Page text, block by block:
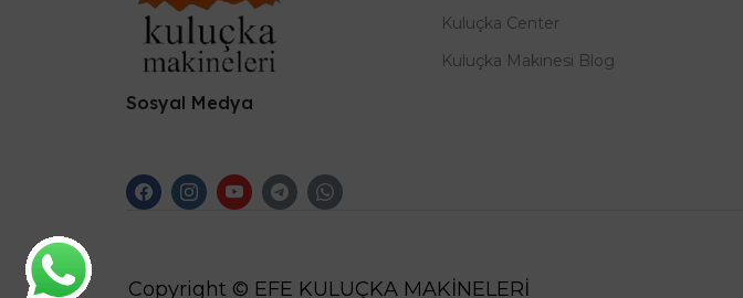
Sosyal Medya
Kuluçka Center
Kuluçka Makinesi Blog
Copyright © EFE KULUÇKA MAKİNELERİ